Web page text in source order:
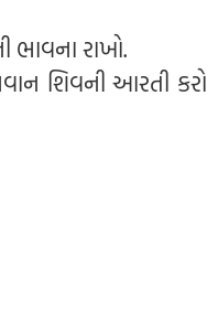
ભાવના રાખો.
શિવની આરતી કરો